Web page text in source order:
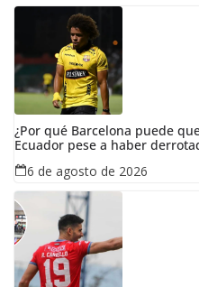
¿Por qué Barcelona puede
Ecuador pese a haber
6 de agosto de 2026